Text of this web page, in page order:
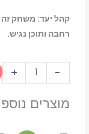
קהל יעד: משחק
רחבה ותוכן נגיש.
-
של
RoadCraft
+
מוצרים